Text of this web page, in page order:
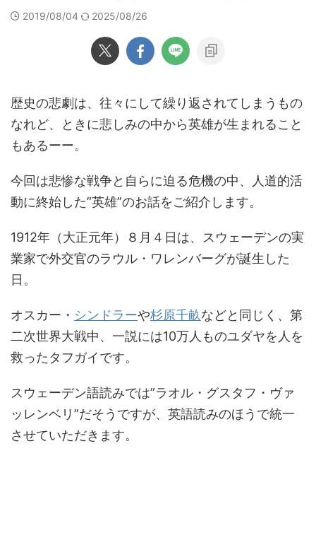
2019/08/04 2025/08/26
歴史の悲劇は、往々にして繰り返されてしまうもの
なれど、ときに悲しみの中から英雄が生まれること
もあるーー。
今回は悲惨な戦争と自らに迫る危機の中、人道的活
動に終始した”英雄”のお話をご紹介します。
1912年（大正元年）８月４日は、スウェーデンの実
業家で外交官のラウル・ワレンバーグが誕生した
日。
オスカー・ シンドラーや杉原千畝などと同じく、第
二次世界大戦中、一説には10万人ものユダヤを人を
救ったタフガイです。
スウェーデン語読みでは”ラオル・グスタフ・ヴァ
ッレンベリ”だそうですが、英語読みのほうで統一
させていただきます。